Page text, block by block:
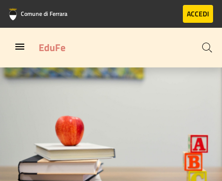
Vai al contenuto principale
Vai al footer
Comune di Ferrara ACCEDI
EduFe